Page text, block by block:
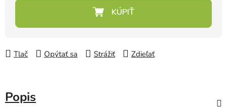
Tlač Opýtať sa Strážiť Zdieľať
Popis